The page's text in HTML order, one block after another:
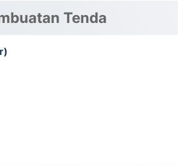
Tenda